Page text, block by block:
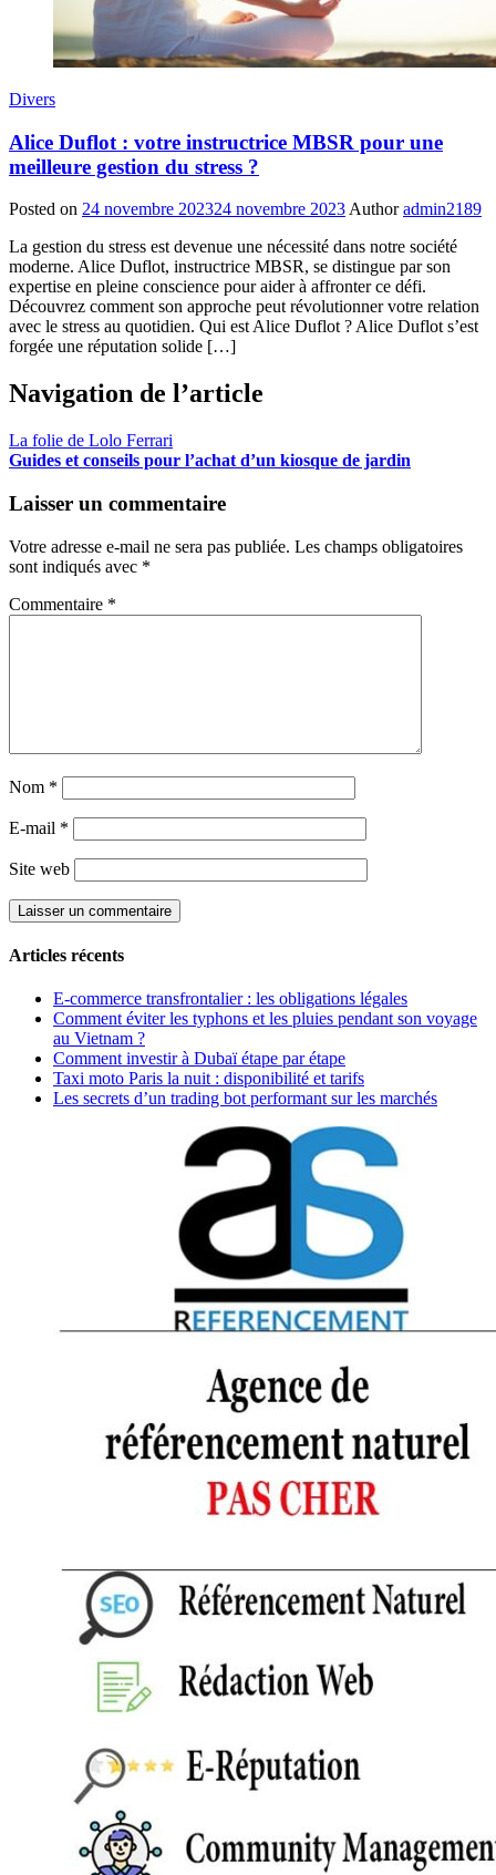
Divers
Alice Duflot : votre instructrice MBSR pour une
meilleure gestion du stress ?
Posted on 24 novembre 202324 novembre 2023Author admin2189
La gestion du stress est devenue une nécessité dans notre société
moderne. Alice Duflot, instructrice MBSR, se distingue par son
expertise en pleine conscience pour aider à affronter ce défi.
Découvrez comment son approche peut révolutionner votre relation
avec le stress au quotidien. Qui est Alice Duflot ? Alice Duflot s’est
forgée une réputation solide […]
Navigation de l’article
La folie de Lolo Ferrari
Guides et conseils pour l’achat d’un kiosque de jardin
Laisser un commentaire
Votre adresse e-mail ne sera pas publiée. Les champs obligatoires
sont indiqués avec *
Commentaire *
Nom *
E-mail *
Site web
Articles récents
E-commerce transfrontalier : les obligations légales
Comment éviter les typhons et les pluies pendant son voyage
au Vietnam ?
Comment investir à Dubaï étape par étape
Taxi moto Paris la nuit : disponibilité et tarifs
Les secrets d’un trading bot performant sur les marchés